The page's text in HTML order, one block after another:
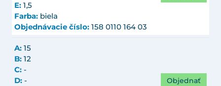
E: 1,5
Farba: biela
Objednávacie číslo: 158 0110 164 03
A: 15
B: 12
C: -
D: -
Objednať